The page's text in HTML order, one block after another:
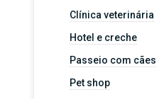
Clínica veterinária
Hotel e creche
Passeio com cães
Pet shop